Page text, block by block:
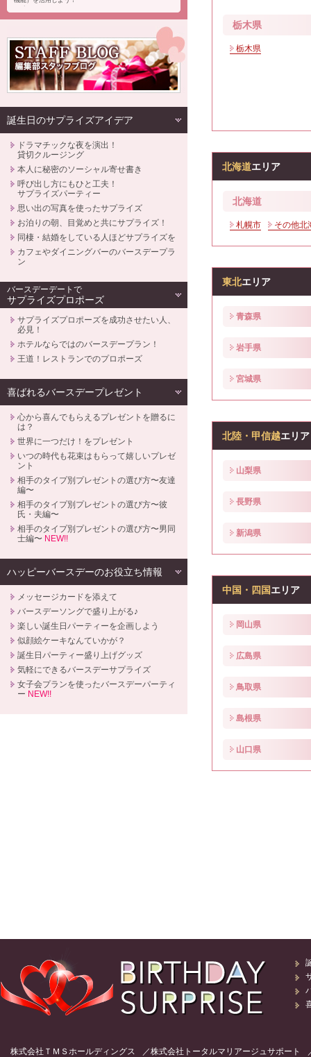
栃木県
栃木県
北海道エリア
北海道
札幌市 その他北
東北エリア
青森県
岩手県
宮城県
北陸・甲信越エリア
山梨県
長野県
新潟県
中国・四国エリア
岡山県
広島県
鳥取県
島根県
山口県
誕生日のサプライズアイデア
ドラマチックな夜を演出！
貸切クルージング
本人に秘密のソーシャル寄せ書き
呼び出し方にもひと工夫！
サプライズパーティー
思い出の写真を使ったサプライズ
お泊りの朝、目覚めと共にサプライズ！
同棲・結婚をしている人ほどサプライズを
カフェやダイニングバーのバースデープラ
ン
バースデーデートで
サプライズプロポーズ
サプライズプロポーズを成功させたい人、
必見！
ホテルならではのバースデープラン！
王道！レストランでのプロポーズ
喜ばれるバースデープレゼント
心から喜んでもらえるプレゼントを贈るに
は？
世界に一つだけ！をプレゼント
いつの時代も花束はもらって嬉しいプレゼ
ント
相手のタイプ別プレゼントの選び方〜友達
編〜
相手のタイプ別プレゼントの選び方〜彼
氏・夫編〜
相手のタイプ別プレゼントの選び方〜男同
士編〜 NEW!!
ハッピーバースデーのお役立ち情報
メッセージカードを添えて
バースデーソングで盛り上がる♪
楽しい誕生日パーティーを企画しよう
似顔絵ケーキなんていかが？
誕生日パーティー盛り上げグッズ
気軽にできるバースデーサプライズ
女子会プランを使ったバースデーパーティ
ー NEW!!
株式会社ＴＭＳホールディングス
株式会社トータルマリアージュサポート